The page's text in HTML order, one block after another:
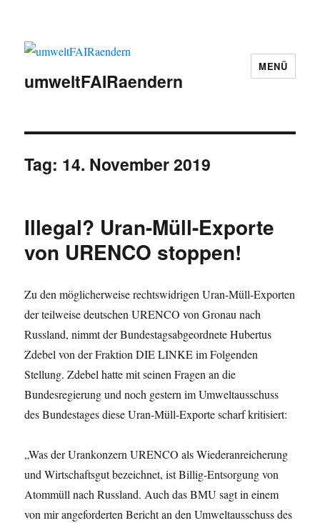
umweltFAIRaendern
MENÜ
Tag: 14. November 2019
Illegal? Uran-Müll-Exporte
von URENCO stoppen!
Zu den möglicherweise rechtswidrigen Uran-Müll-Exporten
der teilweise deutschen URENCO von Gronau nach
Russland, nimmt der Bundestagsabgeordnete Hubertus
Zdebel von der Fraktion DIE LINKE im Folgenden
Stellung. Zdebel hatte mit seinen Fragen an die
Bundesregierung und noch gestern im Umweltausschuss
des Bundestages diese Uran-Müll-Exporte scharf kritisiert:
„Was der Urankonzern URENCO als Wiederanreicherung
und Wirtschaftsgut bezeichnet, ist Billig-Entsorgung von
Atommüll nach Russland. Auch das BMU sagt in einem
von mir angeforderten Bericht an den Umweltausschuss des